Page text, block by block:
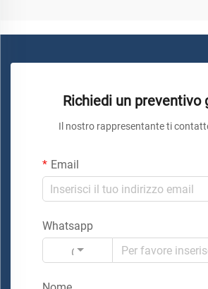
Richiedi un preventivo
Il nostro rappresentante ti
Email
Whatsapp
Codice